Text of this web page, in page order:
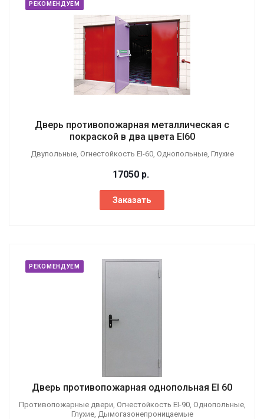
РЕКОМЕНДУЕМ
Дверь противопожарная металлическая с
покраской в два цвета EI60
Двупольные, Огнестойкость EI-60, Однопольные, Глухие
17050 р.
Заказать
РЕКОМЕНДУЕМ
Дверь противопожарная однопольная EI 60
Противопожарные двери, Огнестойкость EI-90, Однопольные,
Глухие, Дымогазонепроницаемые